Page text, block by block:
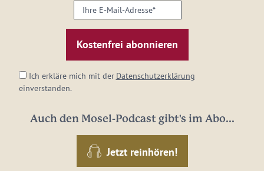
Ihre
E-
Mail-
Adresse:
Ich erkläre mich mit der Datenschutzerklärung
einverstanden.
Auch den Mosel-Podcast gibt's im Abo...
Jetzt reinhören!